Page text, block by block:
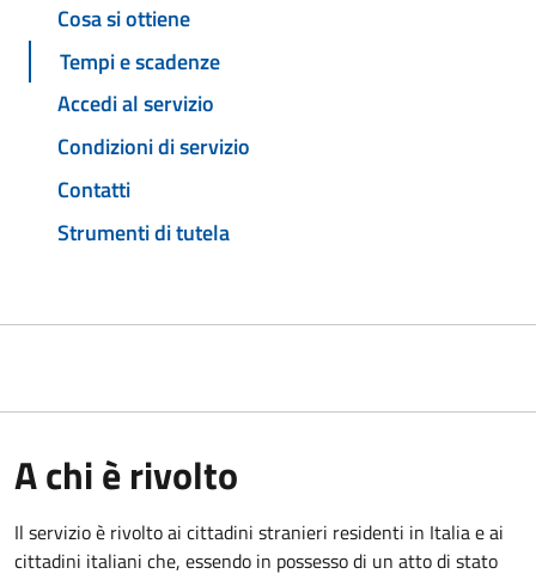
Cosa si ottiene
Tempi e scadenze
Accedi al servizio
Condizioni di servizio
Contatti
Strumenti di tutela
A chi è rivolto
Il servizio è rivolto ai cittadini stranieri residenti in Italia e ai
cittadini italiani che, essendo in possesso di un atto di stato